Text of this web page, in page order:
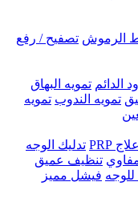
الرموش تصفيح / رفع
الدائم تمويه البهاق
تمويه الندوب تمويه
علاج PRP
تدليك الوجه
تنظيف عميق
فيشل مميز